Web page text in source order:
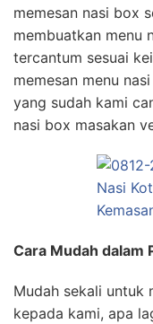
memesan nasi box
membuatkan menu
tercantum sesuai
memesan menu
yang sudah kami
nasi box masakan
Cara Mudah dalam
Mudah sekali untuk
kepada kami, apa